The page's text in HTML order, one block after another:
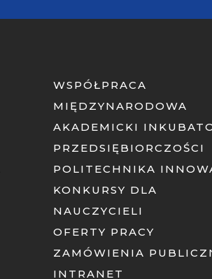
WSPÓŁPRACA
MIĘDZYNARODOWA
AKADEMICKI
PRZEDSIĘBIORCZOŚCI
POLITECHNIKA
KONKURSY DLA
NAUCZYCIELI
OFERTY PRACY
ZAMÓWIENIA
INTRANET